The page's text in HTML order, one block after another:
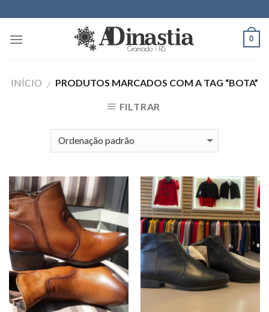
to
content
0
INÍCIO / PRODUTOS MARCADOS COM A TAG “BOTA”
FILTRAR